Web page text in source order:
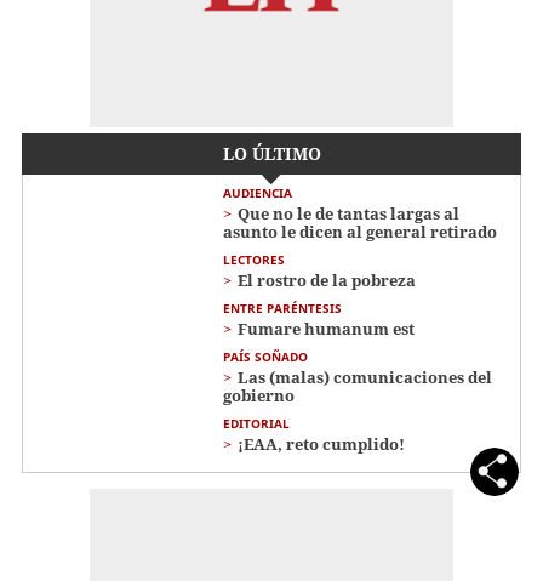
LO ÚLTIMO
AUDIENCIA
Que no le de tantas largas al
asunto le dicen al general retirado
LECTORES
El rostro de la pobreza
ENTRE PARÉNTESIS
Fumare humanum est
PAÍS SOÑADO
Las (malas) comunicaciones del
gobierno
EDITORIAL
¡EAA, reto cumplido!